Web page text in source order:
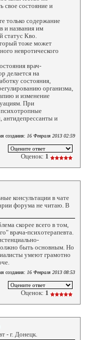
свое состояние и
только содержание
и названия им
статус Кво.
тоже может
невротического
врач-
делается на
состояния,
организма,
и изменение
При
антидепрессанты и
создания: 16 Февраля 2013 02:59
Оценок: 1
консультации в чате
форума не читаю. В
скорее всего в том,
врача-психотерапевта.
быть основным. Но
умеют грамотно
создания: 16 Февраля 2013 08:53
Оценок: 1
- г. Донецк.